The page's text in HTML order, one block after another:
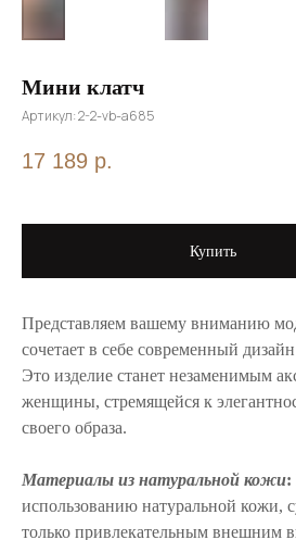
Мини клатч
Артикул:2-2-vb-a685
17 189 р.
Купить
Представляем вашему вниманию
сочетает в себе современный
Это изделие станет незаменимым
женщины, стремящейся к
своего образа.
Материалы из натуральной кожи:
использованию натуральной кожи,
только привлекательным внешним